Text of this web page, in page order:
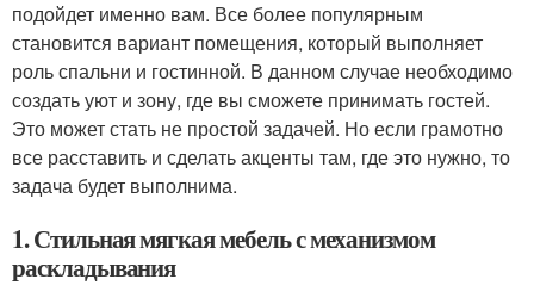
подойдет именно вам. Все более популярным
становится вариант помещения, который выполняет
роль спальни и гостинной. В данном случае необходимо
создать уют и зону, где вы сможете принимать гостей.
Это может стать не простой задачей. Но если грамотно
все расставить и сделать акценты там, где это нужно, то
задача будет выполнима.
1. Стильная мягкая мебель с механизмом
раскладывания